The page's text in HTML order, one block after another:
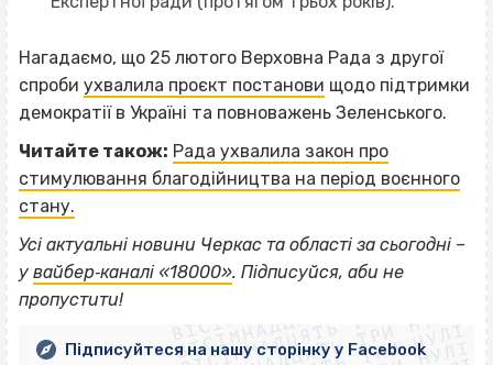
Нагадаємо, що 25 лютого Верховна Рада з другої
спроби ухвалила проєкт постанови щодо підтримки
демократії в Україні та повноважень Зеленського.
Читайте також: Рада ухвалила закон про
стимулювання благодійництва на період воєнного
стану.
Усі актуальні новини Черкас та області за сьогодні –
у вайбер‐каналі «18000». Підписуйся, аби не
пропустити!
ВІСІМНАДЦЯТЬ ТРИ НУЛІ
ВІСІМНАДЦЯТЬ ТРИ НУЛІ
ВІСІМНАДЦЯТЬ ТРИ НУЛІ
Підписуйтеся на нашу сторінку у Facebook